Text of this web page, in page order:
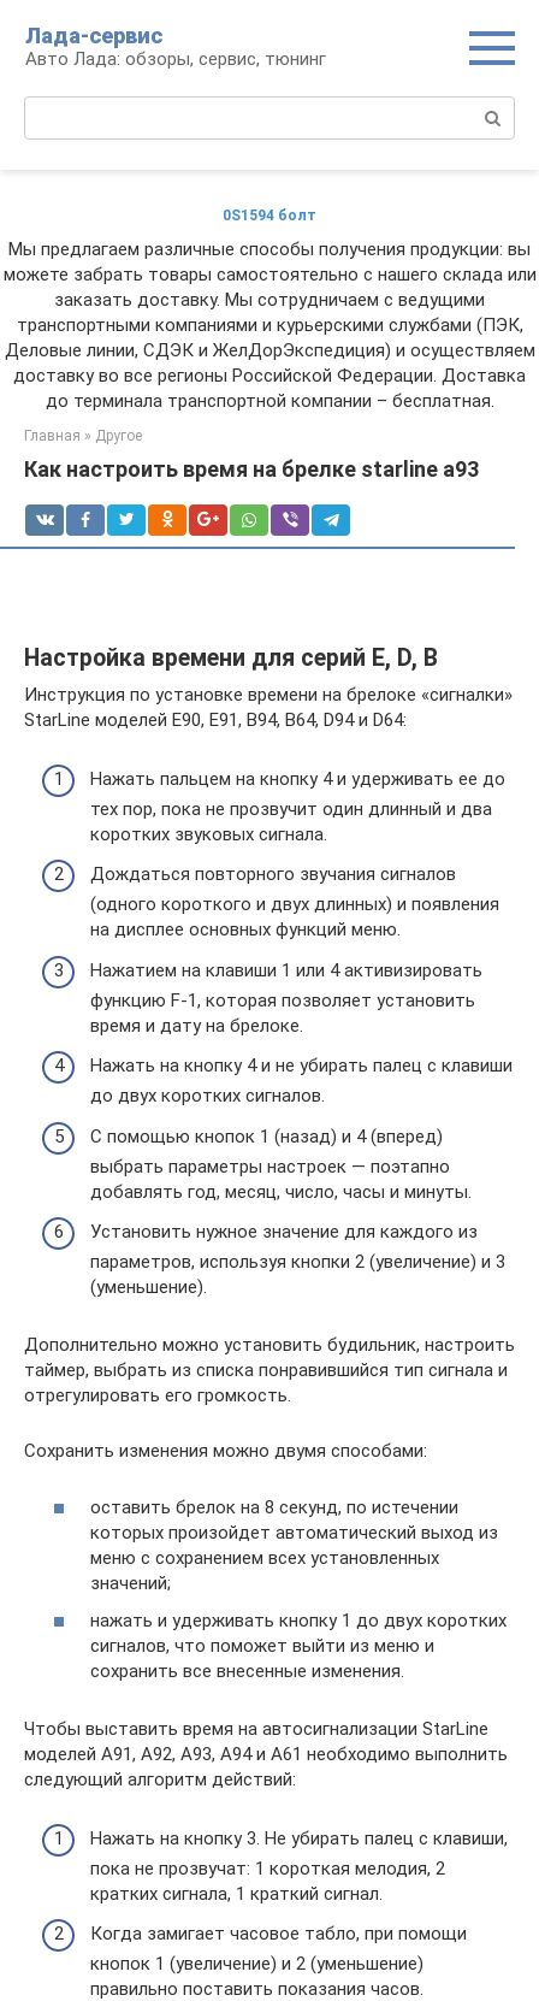
контенту
Лада-сервис
Авто Лада: обзоры, сервис, тюнинг
0S1594 болт
Мы предлагаем различные способы получения продукции: вы
можете забрать товары самостоятельно с нашего склада или
заказать доставку. Мы сотрудничаем с ведущими
транспортными компаниями и курьерскими службами (ПЭК,
Деловые линии, СДЭК и ЖелДорЭкспедиция) и осуществляем
доставку во все регионы Российской Федерации. Доставка
до терминала транспортной компании – бесплатная.
Главная » Другое
Как настроить время на брелке starline a93
Настройка времени для серий E, D, B
Инструкция по установке времени на брелоке «сигналки»
StarLine моделей E90, E91, B94, B64, D94 и D64:
Нажать пальцем на кнопку 4 и удерживать ее до
тех пор, пока не прозвучит один длинный и два
коротких звуковых сигнала.
Дождаться повторного звучания сигналов
(одного короткого и двух длинных) и появления
на дисплее основных функций меню.
Нажатием на клавиши 1 или 4 активизировать
функцию F-1, которая позволяет установить
время и дату на брелоке.
Нажать на кнопку 4 и не убирать палец с клавиши
до двух коротких сигналов.
С помощью кнопок 1 (назад) и 4 (вперед)
выбрать параметры настроек — поэтапно
добавлять год, месяц, число, часы и минуты.
Установить нужное значение для каждого из
параметров, используя кнопки 2 (увеличение) и 3
(уменьшение).
Дополнительно можно установить будильник, настроить
таймер, выбрать из списка понравившийся тип сигнала и
отрегулировать его громкость.
Сохранить изменения можно двумя способами:
оставить брелок на 8 секунд, по истечении
которых произойдет автоматический выход из
меню с сохранением всех установленных
значений;
нажать и удерживать кнопку 1 до двух коротких
сигналов, что поможет выйти из меню и
сохранить все внесенные изменения.
Чтобы выставить время на автосигнализации StarLine
моделей A91, A92, A93, A94 и A61 необходимо выполнить
следующий алгоритм действий:
Нажать на кнопку 3. Не убирать палец с клавиши,
пока не прозвучат: 1 короткая мелодия, 2
кратких сигнала, 1 краткий сигнал.
Когда замигает часовое табло, при помощи
кнопок 1 (увеличение) и 2 (уменьшение)
правильно поставить показания часов.